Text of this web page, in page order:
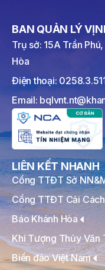
BAN QUẢN LÝ
Trụ sở: 15A Trần
Hòa
Điện thoại:
Email:
LIÊN KẾT NHANH
Cổng TTĐT Sở
Cổng TTĐT Cải
Báo Khánh Hòa
Khí Tượng Thủy Văn
Biển đảo Việt Nam